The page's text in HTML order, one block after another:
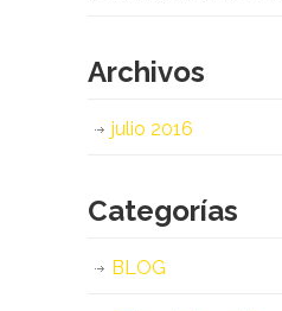
Archivos
julio 2016
Categorías
BLOG